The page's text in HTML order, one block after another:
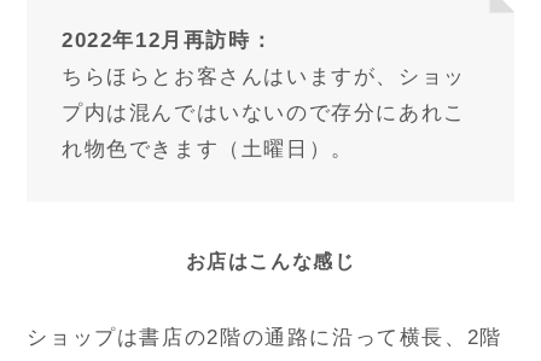
2022年12月再訪時：
ちらほらとお客さんはいますが、ショッ
プ内は混んではいないので存分にあれこ
れ物色できます（土曜日）。
お店はこんな感じ
ショップは書店の2階の通路に沿って横長、2階